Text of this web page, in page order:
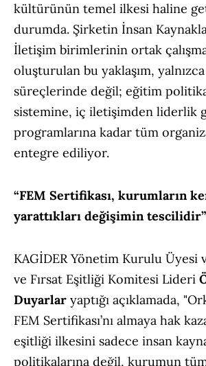
kültürünün temel ilkesi haline
durumda. Şirketin İnsan
İletişim birimlerinin ortak
oluşturulan bu yaklaşım, yalnızca
süreçlerinde değil; eğitim
sistemine, iç iletişimden liderlik
programlarına kadar tüm
entegre ediliyor.
“FEM Sertifikası, kurumların
yarattıkları değişimin tescilidir”
KAGİDER Yönetim Kurulu Üyesi
ve Fırsat Eşitliği Komitesi Lideri
Duyarlar yaptığı açıklamada,
FEM Sertifikası’nı almaya hak
eşitliği ilkesini sadece insan
politikalarına değil, kurumun